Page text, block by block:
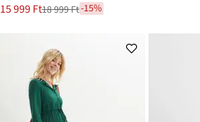
Új
15 999 Ft
Leárazva18 999 Ft-15%